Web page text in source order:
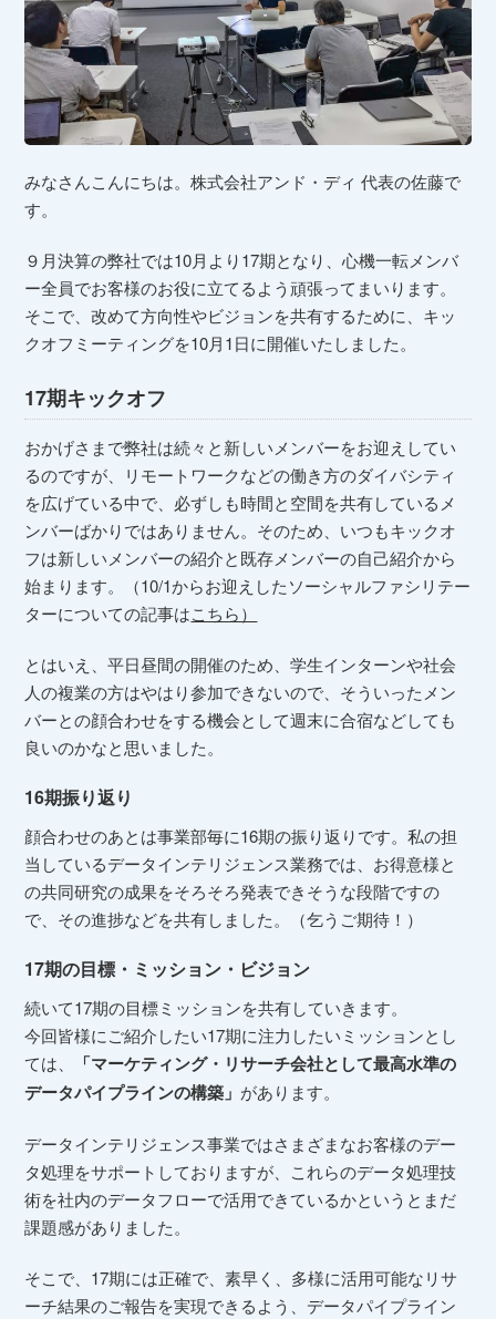
みなさんこんにちは。株式会社アンド・ディ 代表の佐藤で
す。
９月決算の弊社では10月より17期となり、心機一転メンバ
ー全員でお客様のお役に立てるよう頑張ってまいります。
そこで、改めて方向性やビジョンを共有するために、キッ
クオフミーティングを10月1日に開催いたしました。
17期キックオフ
おかげさまで弊社は続々と新しいメンバーをお迎えしてい
るのですが、リモートワークなどの働き方のダイバシティ
を広げている中で、必ずしも時間と空間を共有しているメ
ンバーばかりではありません。そのため、いつもキックオ
フは新しいメンバーの紹介と既存メンバーの自己紹介から
始まります。（10/1からお迎えしたソーシャルファシリテー
ターについての記事はこちら）
とはいえ、平日昼間の開催のため、学生インターンや社会
人の複業の方はやはり参加できないので、そういったメン
バーとの顔合わせをする機会として週末に合宿などしても
良いのかなと思いました。
16期振り返り
顔合わせのあとは事業部毎に16期の振り返りです。私の担
当しているデータインテリジェンス業務では、お得意様と
の共同研究の成果をそろそろ発表できそうな段階ですの
で、その進捗などを共有しました。（乞うご期待！）
17期の目標・ミッション・ビジョン
続いて17期の目標ミッションを共有していきます。
今回皆様にご紹介したい17期に注力したいミッションとし
ては、
「マーケティング・リサーチ会社として最高水準の
データパイプラインの構築」 があります。
データインテリジェンス事業ではさまざまなお客様のデー
タ処理をサポートしておりますが、これらのデータ処理技
術を社内のデータフローで活用できているかというとまだ
課題感がありました。
そこで、17期には正確で、素早く、多様に活用可能なリサ
ーチ結果のご報告を実現できるよう、データパイプライン